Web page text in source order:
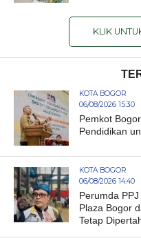
KLIK
KOTA BOGOR
06/08/2026 15:30
Pemkot
Pendidikan
KOTA BOGOR
06/08/2026 14:40
Perumda
Plaza Bogor
Tetap